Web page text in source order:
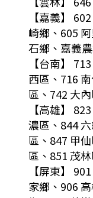
【嘉義】
崎鄉、605
石鄉、嘉義
【台南】
西區、716
區、742 大
【高雄】
濃區、844
區、847 甲
區、851 茂
【屏東】
家鄉、906